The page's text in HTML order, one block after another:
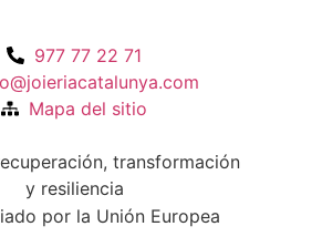
977 77 22 71
Mapa del sitio